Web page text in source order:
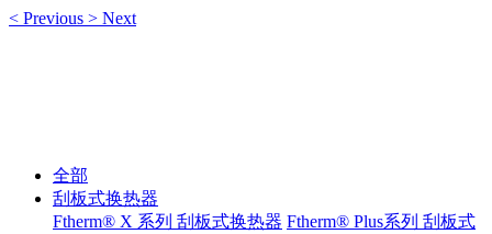
< Previous > Next
全部
刮板式换热器
Ftherm® X 系列 刮板式换热器 Ftherm® Plus系列 刮板式